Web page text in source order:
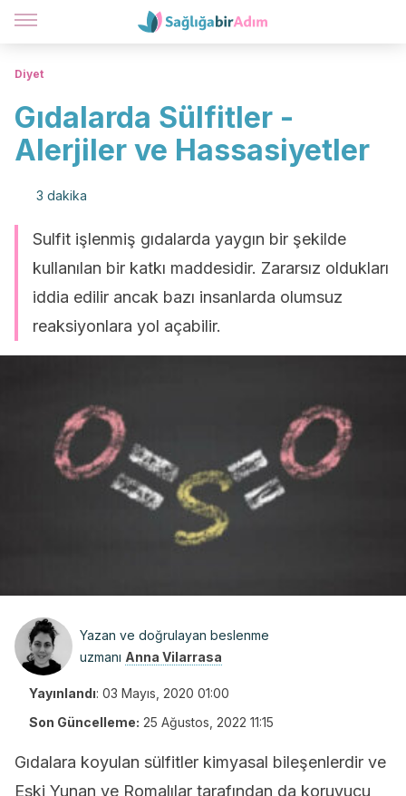
Diyet
Gıdalarda Sülfitler -
Alerjiler ve Hassasiyetler
3 dakika
Sulfit işlenmiş gıdalarda yaygın bir şekilde
kullanılan bir katkı maddesidir. Zararsız oldukları
iddia edilir ancak bazı insanlarda olumsuz
reaksiyonlara yol açabilir.
Yazan ve doğrulayan beslenme
uzmanı Anna Vilarrasa
Yayınlandı: 03 Mayıs, 2020 01:00
Son Güncelleme: 25 Ağustos, 2022 11:15
Gıdalara koyulan sülfitler kimyasal bileşenlerdir ve
Eski Yunan ve Romalılar tarafından da koruyucu